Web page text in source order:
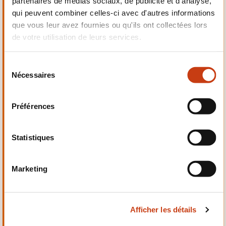
qui peuvent combiner celles-ci avec d'autres informations
que vous leur avez fournies ou qu'ils ont collectées lors
de votre utilisation de leurs services.
Nécessaires
Préférences
Statistiques
Marketing
Afficher les détails
Electrotechnique,
Automatismes